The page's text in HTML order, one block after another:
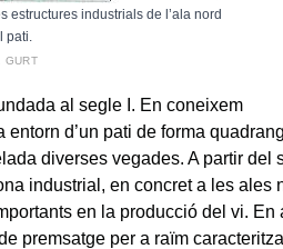
estructures industrials de l’ala nord
pati.
GURT
al segle I. En coneixem
d’un pati de forma
diverses vegades. A partir del
industrial, en concret a les ales
en la producció del vi. En
premsatge per a raïm